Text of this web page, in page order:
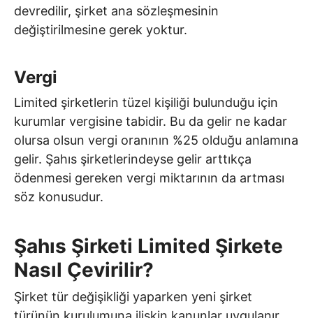
devredilir, şirket ana sözleşmesinin
değiştirilmesine gerek yoktur.
Vergi
Limited şirketlerin tüzel kişiliği bulunduğu için
kurumlar vergisine tabidir. Bu da gelir ne kadar
olursa olsun vergi oranının %25 olduğu anlamına
gelir. Şahıs şirketlerindeyse gelir arttıkça
ödenmesi gereken vergi miktarının da artması
söz konusudur.
Şahıs Şirketi Limited Şirkete
Nasıl Çevirilir?
Şirket tür değişikliği yaparken yeni şirket